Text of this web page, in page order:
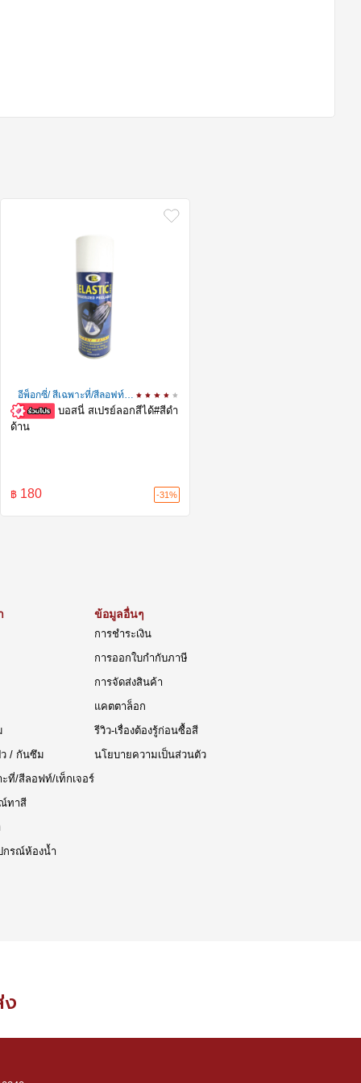
อีพ็อกซี่/ สีเฉพาะที่/สีลอฟท์/
เท็กเจอร์
บอสนี่ สเปรย์ลอกสีได้#สีดำ
ด้าน
฿ 180 -31%
/ กันซึม
ที่/สีลอฟท์/เท็กเจอร์
ทาสี
รณ์ห้องน้ำ
ข้อมูลอื่นๆ
การชำระเงิน
การออกใบกำกับภาษี
การจัดส่งสินค้า
แคตตาล็อก
รีวิว-เรื่องต้องรู้ก่อนซื้อสี
นโยบายความเป็นส่วนตัว